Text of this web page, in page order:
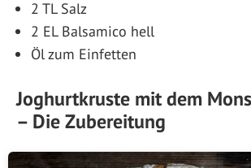
2 TL Salz
2 EL Balsamico hell
Öl zum Einfetten
Joghurtkruste mit dem
– Die Zubereitung